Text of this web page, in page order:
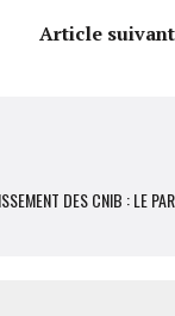
Article suivant
DES CNIB : LE